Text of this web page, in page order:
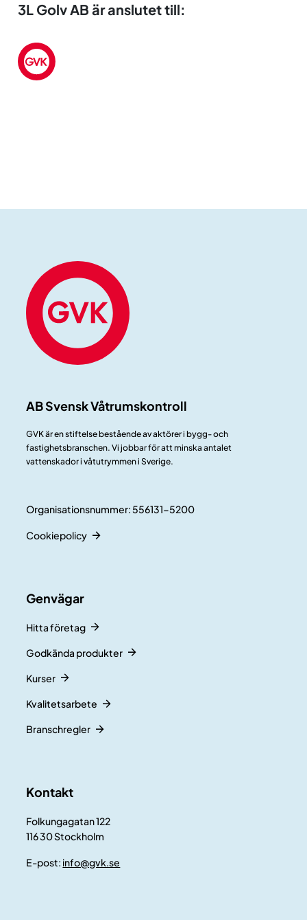
3L Golv AB är anslutet till:
AB Svensk Våtrumskontroll
GVK är en stiftelse bestående av aktörer i bygg- och
fastighetsbranschen. Vi jobbar för att minska antalet
vattenskador i våtutrymmen i Sverige.
Organisationsnummer: 556131-5200
Cookiepolicy
Genvägar
Hitta företag
Godkända produkter
Kurser
Kvalitetsarbete
Branschregler
Kontakt
Folkungagatan 122
116 30 Stockholm
E-post: info@gvk.se